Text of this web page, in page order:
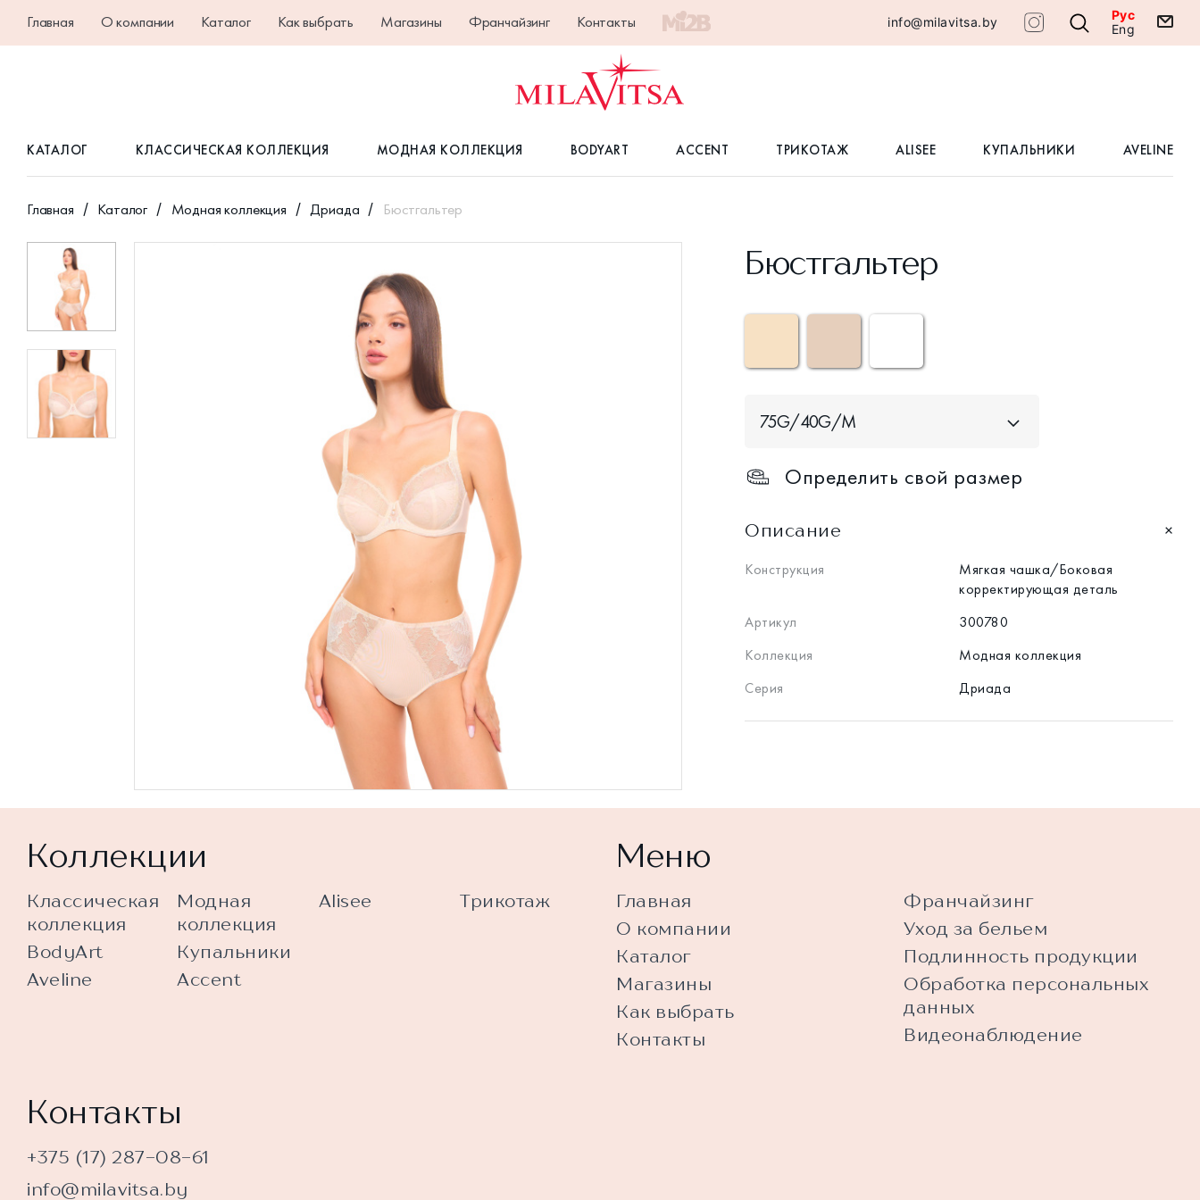
Главная О компании Каталог Как выбрать Магазины Франчайзинг Контакты info@milavitsa.by
Рус
Eng
КАТАЛОГ КЛАССИЧЕСКАЯ КОЛЛЕКЦИЯ МОДНАЯ КОЛЛЕКЦИЯ BODYART ACCENT ТРИКОТАЖ ALISEE КУПАЛЬНИКИ AVELINE
Главная Каталог Модная коллекция Дриада Бюстгальтер
Бюстгальтер
75G/40G/M
Определить свой размер
Описание
Конструкция
Мягкая чашка/Боковая
корректирующая деталь
Артикул
300780
Коллекция
Модная коллекция
Серия
Дриада
Коллекции
Классическая
коллекция
BodyArt
Aveline
Модная
коллекция
Купальники
Accent
Alisee Трикотаж
Меню
Главная
О компании
Каталог
Магазины
Как выбрать
Контакты
Франчайзинг
Уход за бельем
Подлинность продукции
Обработка персональных
данных
Видеонаблюдение
Контакты
+375 (17) 287-08-61
info@milavitsa.by